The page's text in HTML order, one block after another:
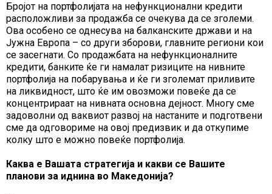
Бројот на портфолијата на нефункционални кредити
расположливи за продажба се очекува да се зголеми.
Ова особено се однесува на балканските држави и на
Јужна Европа – со други зборови, главните региони кои
се засегнати. Со продажбата на нефункционалните
кредити, банките ќе ги намалат ризиците на нивните
портфолија на побарувања и ќе ги зголемат приливите
на ликвидност, што ќе им овозможи повеќе да се
концентрираат на нивната основна дејност. Многу сме
задоволни од ваквиот развој на настаните и подготвени
сме да одговориме на овој предизвик и да откупиме
колку што е можно повеќе портфолија.
Каква е Вашата стратегија и какви се Вашите
планови за иднина во Македонија?